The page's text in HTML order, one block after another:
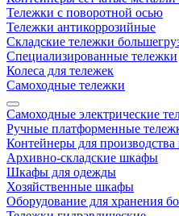
Тележки с поворотной осью
Тележки антикоррозийные
Складские тележки
Специализированные тележки
Колеса для тележек
Самоходные тележки
Самоходные электрические
Ручные платформенные
Контейнеры для производства
Архивно-складские шкафы
Шкафы для одежды
Хозяйственные шкафы
Оборудование для хранения